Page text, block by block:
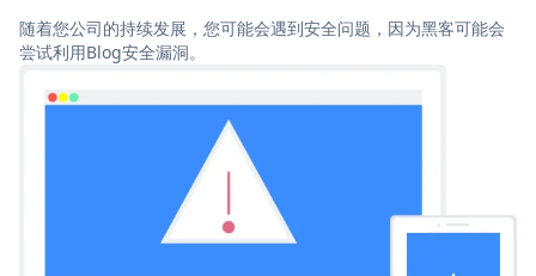
随着您公司的持续发展，您可能会遇到安全问题，因为黑客可能会
尝试利用Blog安全漏洞。